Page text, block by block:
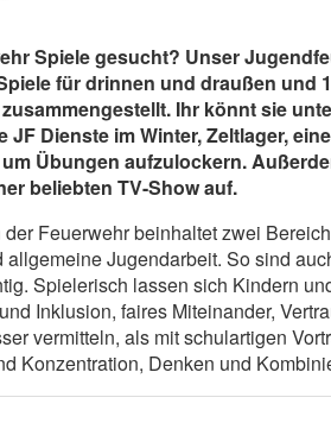
Spiele gesucht? Unser
für drinnen und draußen und
Ihr könnt sie
JF Dienste im Winter, Zeltlager,
Übungen aufzulockern.
beliebten TV-Show auf.
Feuerwehr beinhaltet zwei
Jugendarbeit. So sind
Spielerisch lassen sich Kindern
Inklusion, faires Miteinander,
vermitteln, als mit schulartigen
Konzentration, Denken und